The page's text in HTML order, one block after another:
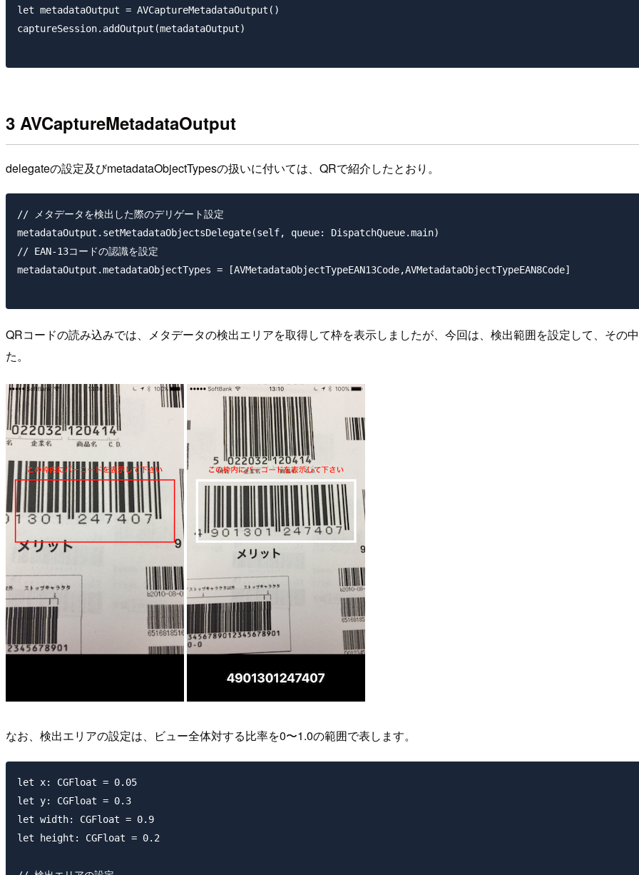
let metadataOutput = AVCaptureMetadataOutput()
captureSession.addOutput(metadataOutput)
3 AVCaptureMetadataOutput
delegateの設定及びmetadataObjectTypesの扱いに付いては、QRで紹介したとおり。
// メタデータを検出した際のデリゲート設定
metadataOutput.setMetadataObjectsDelegate(self, queue: DispatchQueue.main)
// EAN-13コードの認識を設定
metadataOutput.metadataObjectTypes = [AVMetadataObjectTypeEAN13Code,AVMetadataObjectTypeEAN8Code]
QRコードの読み込みでは、メタデータの検出エリアを取得して枠を表示しましたが、今回は、検出範囲を設定して、その
た。
なお、検出エリアの設定は、ビュー全体対する比率を0〜1.0の範囲で表します。
let x: CGFloat = 0.05
let y: CGFloat = 0.3
let width: CGFloat = 0.9
let height: CGFloat = 0.2